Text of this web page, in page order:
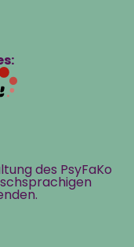
des PsyFaKo